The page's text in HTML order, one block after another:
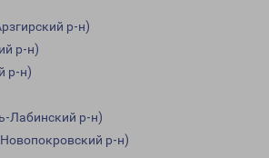
р-н)
р-н)
р-н)
Лабинский р-н)
р-н)